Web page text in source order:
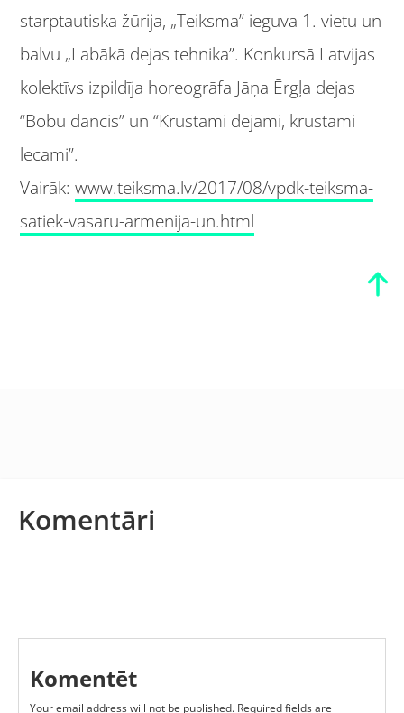
starptautiska žūrija, „Teiksma” ieguva 1. vietu un
balvu „Labākā dejas tehnika”. Konkursā Latvijas
kolektīvs izpildīja horeogrāfa Jāņa Ērgļa dejas
“Bobu dancis” un “Krustami dejami, krustami
lecami”.
Vairāk:www.teiksma.lv/2017/08/vpdk-teiksma-
satiek-vasaru-armenija-un.html
Komentāri
Komentēt
Your email address will not be published. Required fields are